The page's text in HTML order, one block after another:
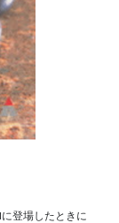
登場したときに